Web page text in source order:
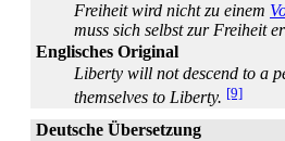
Freiheit wird nicht zu einem
muss sich selbst zur Freiheit
Englisches Original
Liberty will not descend to a
themselves to Liberty. [9]
Deutsche Übersetzung